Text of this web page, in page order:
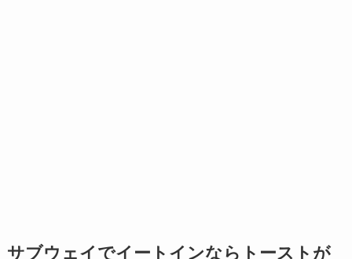
サブウェイでイートインならトーストが